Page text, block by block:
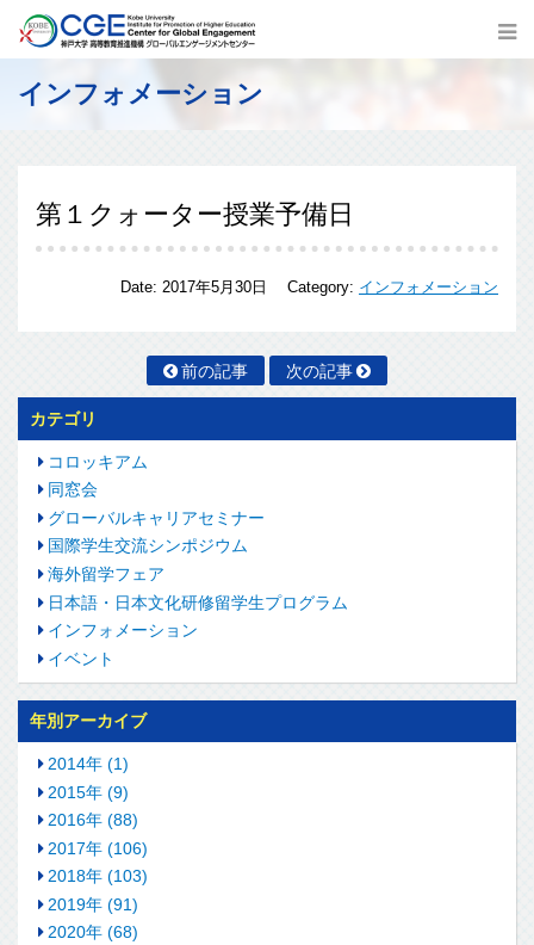
インフォメーション
第１クォーター授業予備日
Date:2017年5月30日 Category: インフォメーション
前の記事 次の記事
カテゴリ
コロッキアム
同窓会
グローバルキャリアセミナー
国際学生交流シンポジウム
海外留学フェア
日本語・日本文化研修留学生プログラム
インフォメーション
イベント
年別アーカイブ
2014年 (1)
2015年 (9)
2016年 (88)
2017年 (106)
2018年 (103)
2019年 (91)
2020年 (68)